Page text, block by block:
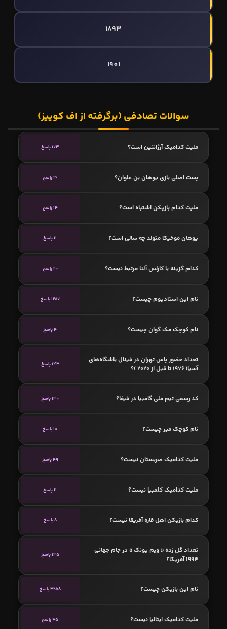
1893
1901
سوالات تصادفی (برگرفته از اف کوییز)
ملیت کدامیک آرژانتین است؟ 173 پاسخ
پست اصلی بازی یوهان بن علوان؟ 26 پاسخ
ملیت کدام بازیکن اشتباه است؟ 14 پاسخ
یوهان موخیکا متولد چه سالی است؟ 11 پاسخ
کدام گزینه با کارلس آلنا مرتبط نیست؟ 20 پاسخ
نام این استادیوم چیست؟ 1287 پاسخ
نام کوچک مک گوان چیست؟ 4 پاسخ
تعداد حضور پاس تهران در فینال باشگاه‌های
آسیا( ۱۹۷۶ تا قبل از ۲۰۲۰ )؟
143 پاسخ
کد رسمی تیم ملی گامبیا در فیفا؟ 130 پاسخ
نام کوچک میر چیست؟ 10 پاسخ
ملیت کدامیک صربستان نیست؟ 49 پاسخ
ملیت کدامیک کلمبیا نیست؟ 11 پاسخ
کدام بازیکن اهل قاره آفریقا نیست؟ 8 پاسخ
تعداد گل زده « ویم یونک » در جام جهانی
1994 آمریکا؟
135 پاسخ
نام این بازیکن چیست؟ 3258 پاسخ
ملیت کدامیک ایتالیا نیست؟ 45 پاسخ